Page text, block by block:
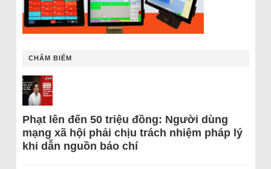
CHÂM BIẾM
Phạt lên đến 50 triệu đồng: Người dùng
mạng xã hội phải chịu trách nhiệm pháp lý
khi dẫn nguồn báo chí